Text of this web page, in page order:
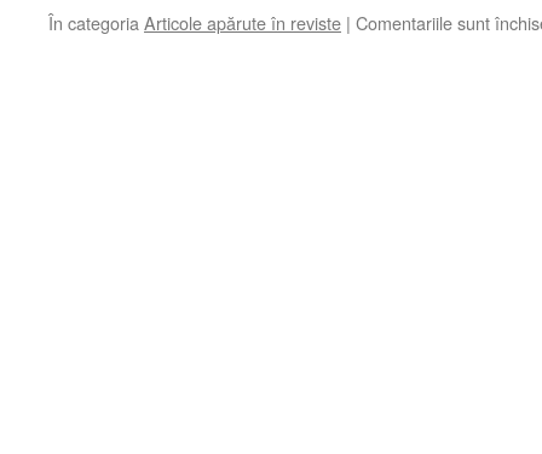
În categoria Articole apărute în reviste | Comentariile sunt